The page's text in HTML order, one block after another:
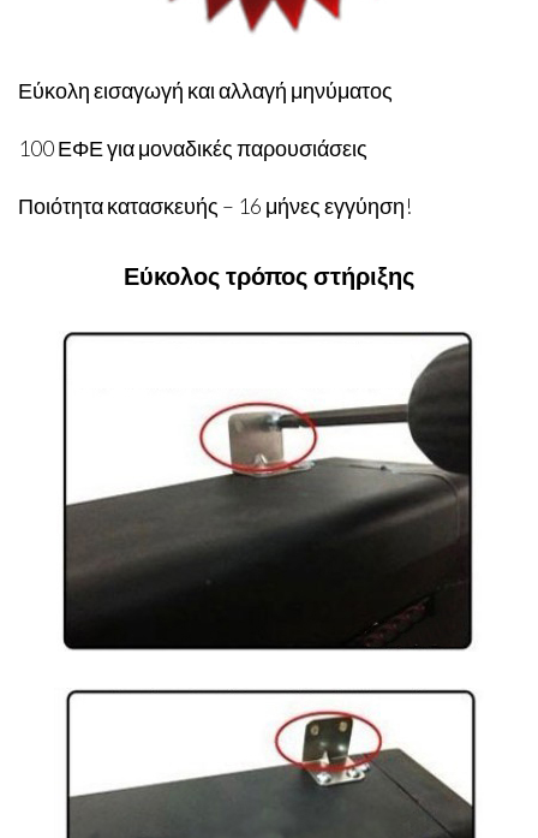
Εύκολη εισαγωγή και αλλαγή μηνύματος
100 ΕΦΕ για μοναδικές παρουσιάσεις
Ποιότητα κατασκευής – 16 μήνες εγγύηση!
Εύκολος τρόπος στήριξης